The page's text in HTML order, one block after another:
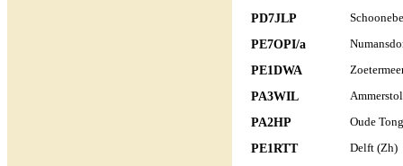
PD7JLP
PE7OPI/a
PE1DWA
PA3WIL
PA2HP Oude
PE1RTT Delft (Zh)